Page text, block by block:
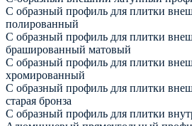
С образный профиль для плитки
полированный
С образный профиль для плитки
брашированный матовый
С образный профиль для плитки
хромированный
С образный профиль для плитки
старая бронза
С образный профиль для плитки